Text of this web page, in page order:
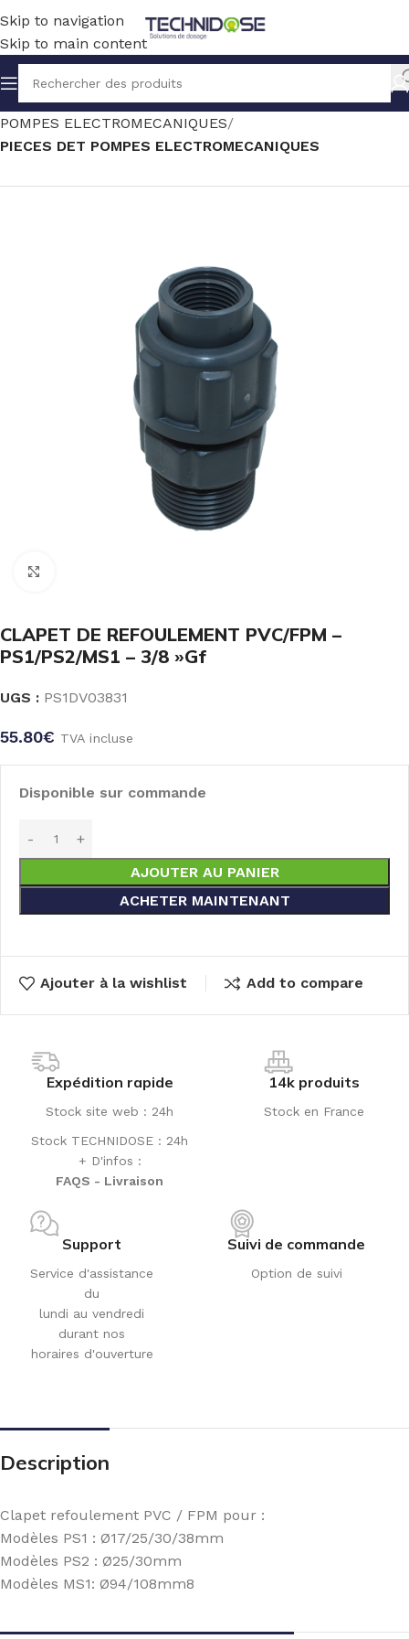
Skip to navigation
Skip to main content
Accueil TRAITEMENT EAU DOSAGE
POMPES ELECTROMECANIQUES
PIECES DET POMPES ELECTROMECANIQUES
CLAPET DE REFOULEMENT PVC/FPM –
PS1/PS2/MS1 – 3/8 »Gf
UGS : PS1DV03831
55.80€ TVA incluse
Disponible sur commande
AJOUTER AU PANIER
ACHETER MAINTENANT
Ajouter à la wishlist Add to compare
Expédition rapide
Stock site web : 24h
Stock TECHNIDOSE : 24h
+ D'infos :
FAQS - Livraison
14k produits
Stock en France
Support
Service d'assistance
du
lundi au vendredi
durant nos
horaires d'ouverture
Suivi de commande
Option de suivi
Description
Clapet refoulement PVC / FPM pour :
Modèles PS1 : Ø17/25/30/38mm
Modèles PS2 : Ø25/30mm
Modèles MS1: Ø94/108mm8